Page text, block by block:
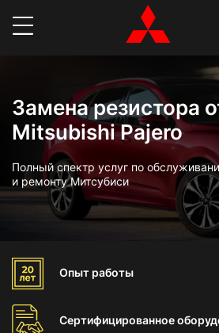
Замена резистора
Mitsubishi Pajero
Полный спектр услуг по
и ремонту Митсубиси
Опыт работы
Сертифицированное